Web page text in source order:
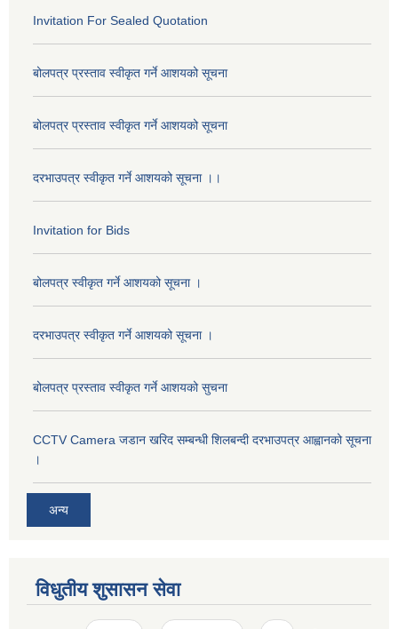
Invitation For Sealed Quotation
बोलपत्र प्रस्ताव स्वीकृत गर्ने आशयको सूचना
बोलपत्र प्रस्ताव स्वीकृत गर्ने आशयको सूचना
दरभाउपत्र स्वीकृत गर्ने आशयको सूचना ।।
Invitation for Bids
बोलपत्र स्वीकृत गर्ने आशयको सूचना ।
दरभाउपत्र स्वीकृत गर्ने आशयको सूचना ।
बोलपत्र प्रस्ताव स्वीकृत गर्ने आशयको सुचना
CCTV Camera जडान खरिद सम्बन्धी शिलबन्दी दरभाउपत्र आह्वानको सूचना
।
अन्य
विधुतीय शुसासन सेवा